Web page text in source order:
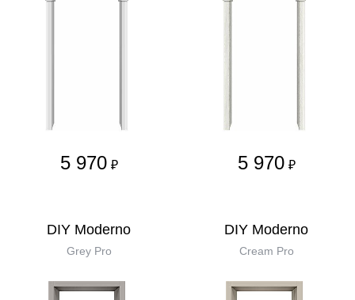
5 970 ₽ 5 970 ₽
DIY Moderno
Grey Pro
DIY Moderno
Cream Pro